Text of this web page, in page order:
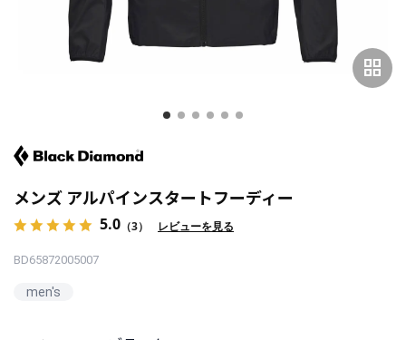
grid_view
メンズ アルパインスタートフーディー
5.0 （3） レビューを見る
BD65872005007
men's